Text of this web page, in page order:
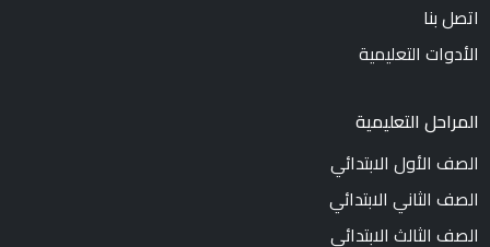
اتصل بنا
الأدوات التعليمية
المراحل التعليمية
الصف الأول الابتدائي
الصف الثاني الابتدائي
الصف الثالث الابتدائي